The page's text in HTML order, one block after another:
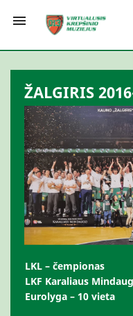

ŽALGIRIS
LKL – čempionas
LKF Karaliaus
Eurolyga – 10 vieta